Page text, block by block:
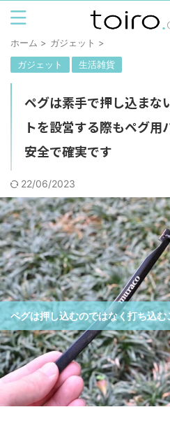
ホーム > ガジェット >
ガジェット
生活雑貨
ペグは素手で押し込まな
トを設営する際もペグ
安全で確実です
22/06/2023
ペグは押し込むのではなく打ち込む